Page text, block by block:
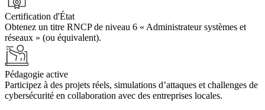
Certification d'État
Obtenez un titre RNCP de niveau 6 « Administrateur systèmes et
réseaux » (ou équivalent).
Pédagogie active
Participez à des projets réels, simulations d’attaques et challenges de
cybersécurité en collaboration avec des entreprises locales.